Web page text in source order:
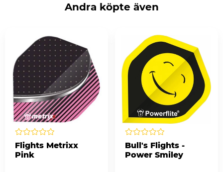
Andra köpte även
Flights Metrixx
Pink
Bull's Flights -
Power Smiley